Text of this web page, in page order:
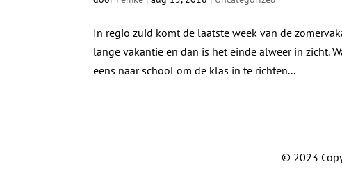
In regio zuid komt de laatste week van de
lange vakantie en dan is het einde alweer in zicht.
eens naar school om de klas in te richten...
© 2023